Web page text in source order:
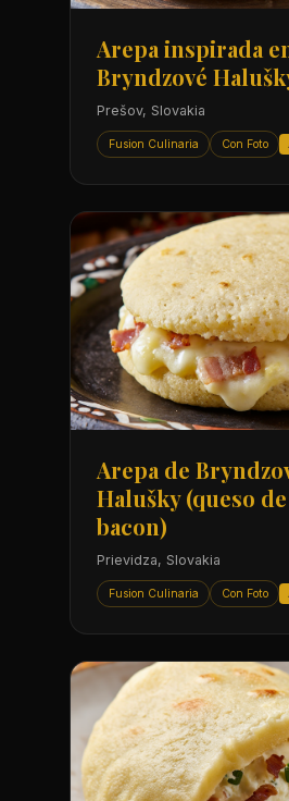
Arepa inspirada
Bryndzové
Prešov, Slovakia
Fusion Culinaria Con Foto
Arepa de
Halušky (queso
bacon)
Prievidza, Slovakia
Fusion Culinaria Con Foto